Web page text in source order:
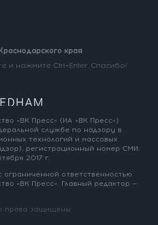
края
и нажмите Ctrl+Enter. Спасибо!
«ВК Пресс» (ИА «ВК Пресс»)
службе по надзору в
технологий и массовых
регистрационный номер СМИ:
2017 г.
ограниченной ответственностью
«ВК Пресс». Главный редактор —
права защищены